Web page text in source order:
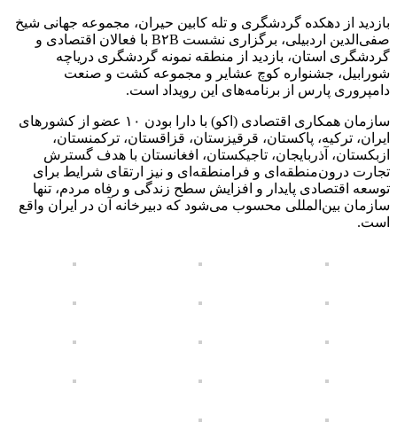
بازدید از دهکده گردشگری و تله کابین حیران، مجموعه جهانی شیخ
صفی‌الدین اردبیلی، برگزاری نشست B۲B با فعالان اقتصادی و
گردشگری استان، بازدید از منطقه نمونه گردشگری دریاچه
شورابیل، جشنواره کوچ عشایر و مجموعه کشت و صنعت
دامپروری پارس از برنامه‌های این رویداد است.
سازمان همکاری اقتصادی (اکو) با دارا بودن ۱۰ عضو از کشورهای
ایران، ترکیه، پاکستان، قرقیزستان، قزاقستان، ترکمنستان،
ازبکستان، آذربایجان، تاجیکستان، افغانستان با هدف گسترش
تجارت درون‌منطقه‌ای و فرامنطقه‌ای و نیز ارتقای شرایط برای
توسعه اقتصادی پایدار و افزایش سطح زندگی و رفاه مردم، تنها
سازمان بین‌المللی محسوب می‌شود که دبیرخانه آن در ایران واقع
است.